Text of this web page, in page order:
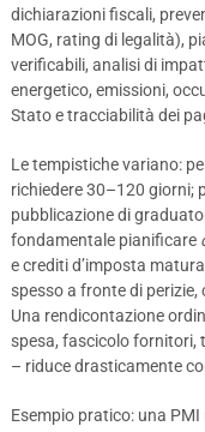
dichiarazioni fiscali,
MOG, rating di legalità),
verificabili, analisi di
energetico, emissioni,
Stato e tracciabilità dei
Le tempistiche variano:
richiedere 30–120 giorni;
pubblicazione di
fondamentale pianificare
e crediti d’imposta
spesso a fronte di
Una rendicontazione
spesa, fascicolo fornitori,
– riduce drasticamente
Esempio pratico: una